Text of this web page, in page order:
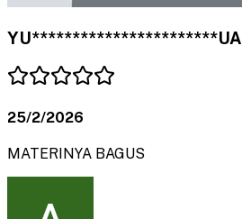
YU***********************UA
25/2/2026
MATERINYA BAGUS